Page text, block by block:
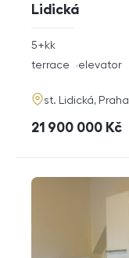
Lidická
rozměry
5+kk
funkce
terrace elevator
adresa
st. Lidická, Praha
cena
21 900 000 Kč